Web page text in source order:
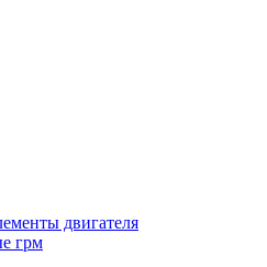
двигателя
грм